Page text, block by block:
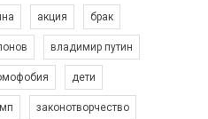
акция брак
владимир путин
дети
законотворчество